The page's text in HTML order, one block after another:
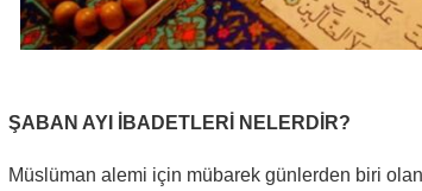
ŞABAN AYI İBADETLERİ NELERDİR?
Müslüman alemi için mübarek günlerden biri